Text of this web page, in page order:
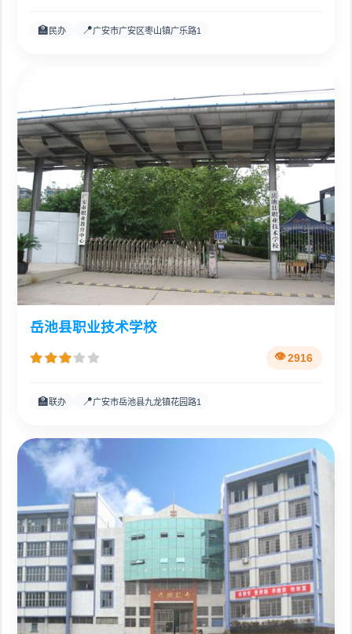
🏫 民办 📍广安市广安区枣山镇广乐路1
岳池县职业技术学校
2916
🏫联办 📍广安市岳池县九龙镇花园路1